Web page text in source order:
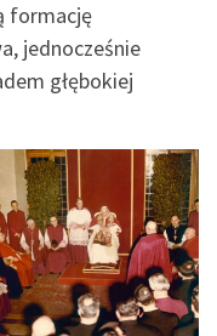
formację
jednocześnie
głębokiej